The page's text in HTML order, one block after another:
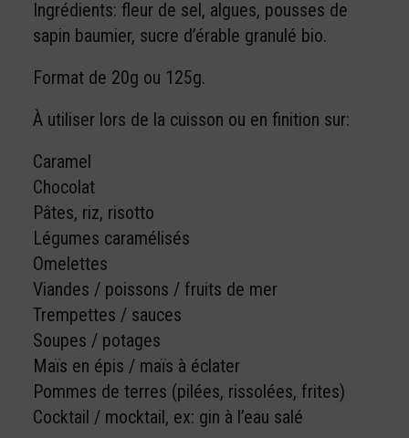
Ingrédients: fleur de sel, algues, pousses de
sapin baumier, sucre d’érable granulé bio.
Format de 20g ou 125g.
À utiliser lors de la cuisson ou en finition sur:
Caramel
Chocolat
Pâtes, riz, risotto
Légumes caramélisés
Omelettes
Viandes / poissons / fruits de mer
Trempettes / sauces
Soupes / potages
Maïs en épis / maïs à éclater
Pommes de terres (pilées, rissolées, frites)
Cocktail / mocktail, ex: gin à l’eau salé